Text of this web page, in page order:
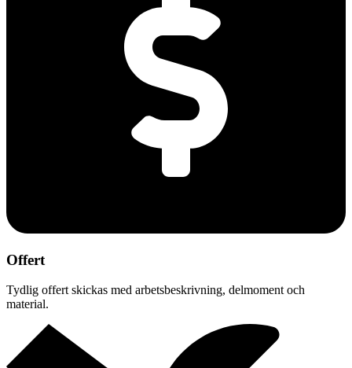
Offert
Tydlig offert skickas med arbetsbeskrivning, delmoment och
material.